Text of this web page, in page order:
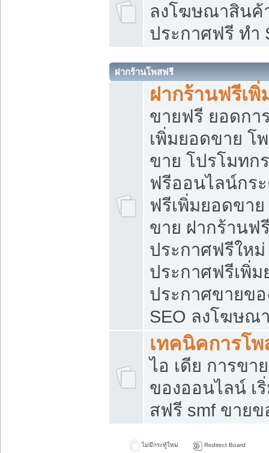
ลงโฆษณาสิน
ประกาศฟรี ทำ
ฝากร้านโพสฟรี
ฝากร้านฟรีเ
ขายฟรี ยอดกา
เพิ่มยอดขาย โ
ขาย โปรโมทก
ฟรีออนไลน์กร
ฟรีเพิ่มยอดขา
ขาย ฝากร้านฟ
ประกาศฟรีใหม่
ประกาศฟรีเพิ่
ประกาศขายข
SEO ลงโฆษณ
เทคนิคการโ
ไอ เดีย การขา
ของออนไลน์ เ
สฟรี smf ขาย
ไม่มีกระทู้ใหม่ Redirect Board